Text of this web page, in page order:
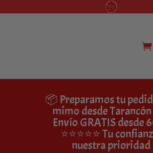
📦 Preparamos tu
mimo desde
Envío GRATIS desde
⭐⭐⭐⭐⭐ Tu
nuestra prioridad